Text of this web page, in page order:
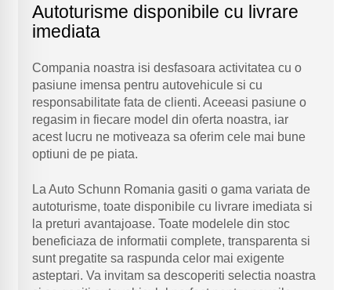
Autoturisme disponibile cu livrare
imediata
Compania noastra isi desfasoara activitatea cu o
pasiune imensa pentru autovehicule si cu
responsabilitate fata de clienti. Aceeasi pasiune o
regasim in fiecare model din oferta noastra, iar
acest lucru ne motiveaza sa oferim cele mai bune
optiuni de pe piata.
La Auto Schunn Romania gasiti o gama variata de
autoturisme, toate disponibile cu livrare imediata si
la preturi avantajoase. Toate modelele din stoc
beneficiaza de informatii complete, transparenta si
sunt pregatite sa raspunda celor mai exigente
asteptari. Va invitam sa descoperiti selectia noastra